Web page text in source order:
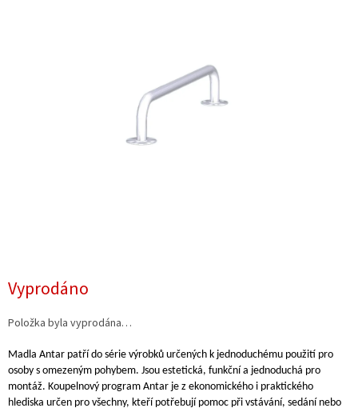
Vyprodáno
Položka byla vyprodána…
Madla Antar patří do série výrobků určených k jednoduchému použití pro
osoby s omezeným pohybem. Jsou estetická, funkční a jednoduchá pro
montáž. Koupelnový program Antar je z ekonomického i praktického
hlediska určen pro všechny, kteří potřebují pomoc při vstávání, sedání nebo